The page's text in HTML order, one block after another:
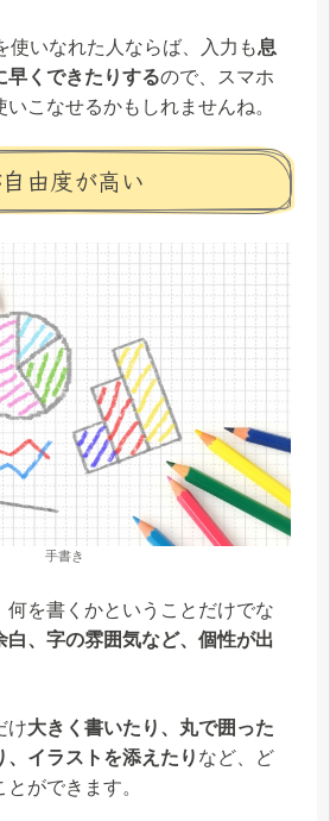
使いなれた人ならば、入力も息
早くできたりするので、スマホ
こなせるかもしれませんね。
由度が高い
手書き
何を書くかということだけでな
白、字の雰囲気など、個性が出
け大きく書いたり、丸で囲った
、イラストを添えたり など、ど
ができます。